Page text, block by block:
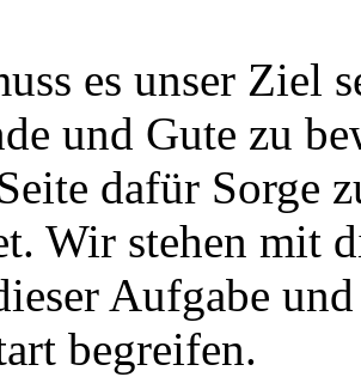
es unser Ziel
und Gute zu
dafür Sorge
Wir stehen mit
Aufgabe
begreifen.